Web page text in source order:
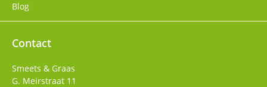
Blog
Contact
Smeets & Graas
G. Meirstraat 11